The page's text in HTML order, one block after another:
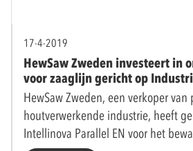
17-4-2019
HewSaw Zweden investeert in
voor zaaglijn gericht op
HewSaw Zweden, een verkoper
houtverwerkende industrie, heeft
Intellinova Parallel EN voor het